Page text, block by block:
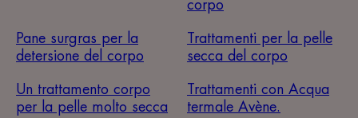
corpo
Pane surgras per la
detersione del corpo
Trattamenti per la pelle
secca del corpo
Un trattamento corpo
per la pelle molto secca
Trattamenti con Acqua
termale Avène.